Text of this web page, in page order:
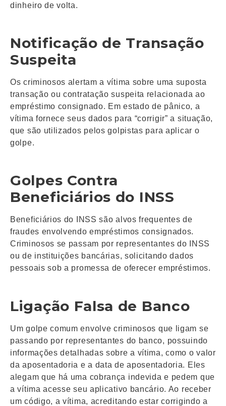
dinheiro de volta.
Notificação de Transação
Suspeita
Os criminosos alertam a vítima sobre uma suposta
transação ou contratação suspeita relacionada ao
empréstimo consignado. Em estado de pânico, a
vítima fornece seus dados para “corrigir” a situação,
que são utilizados pelos golpistas para aplicar o
golpe.
Golpes Contra
Beneficiários do INSS
Beneficiários do INSS são alvos frequentes de
fraudes envolvendo empréstimos consignados.
Criminosos se passam por representantes do INSS
ou de instituições bancárias, solicitando dados
pessoais sob a promessa de oferecer empréstimos.
Ligação Falsa de Banco
Um golpe comum envolve criminosos que ligam se
passando por representantes do banco, possuindo
informações detalhadas sobre a vítima, como o valor
da aposentadoria e a data de aposentadoria. Eles
alegam que há uma cobrança indevida e pedem que
a vítima acesse seu aplicativo bancário. Ao receber
um código, a vítima, acreditando estar corrigindo a